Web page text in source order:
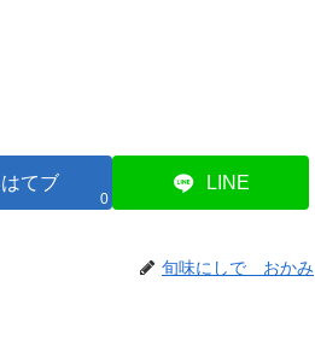
はてブ
0
LINE
旬味にしで おかみ